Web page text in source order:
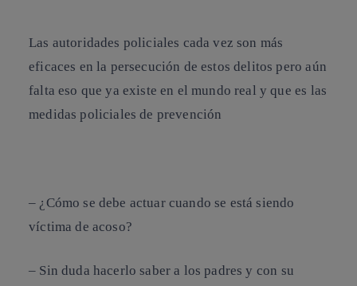
Las autoridades policiales cada vez son más
eficaces en la persecución de estos delitos pero aún
falta eso que ya existe en el mundo real y que es las
medidas policiales de prevención
– ¿Cómo se debe actuar cuando se está siendo
víctima de acoso?
– Sin duda hacerlo saber a los padres y con su